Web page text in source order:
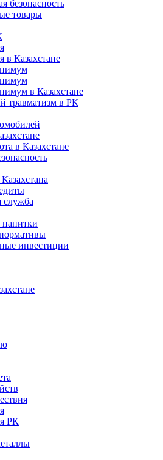
безопасность
товары
в Казахстане
в Казахстане
травматизм в РК
в Казахстане
служба
инвестиции
РК